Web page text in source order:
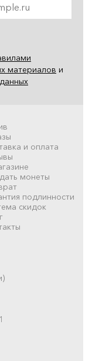
материалов и
и оплата
монеты
подлинности
скидок